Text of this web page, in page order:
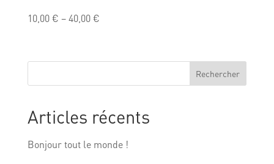
10,00€ –40,00€
Rechercher
Articles récents
Bonjour tout le monde !